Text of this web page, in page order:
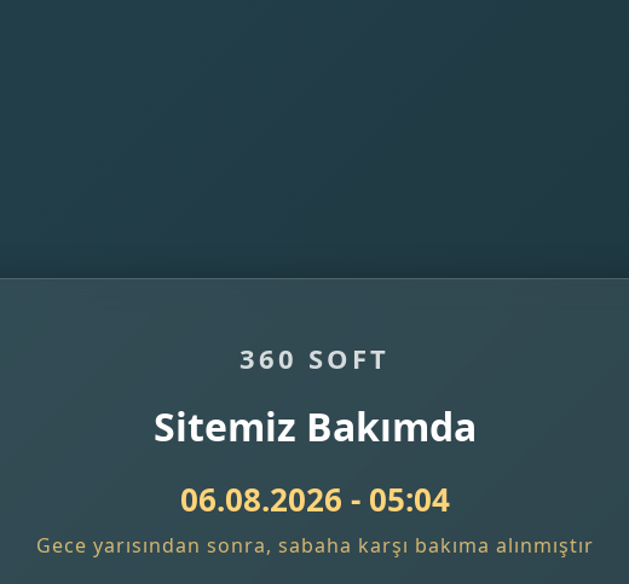
360 SOFT
Sitemiz Bakımda
06.08.2026 - 05:04
Gece yarısından sonra, sabaha karşı bakıma alınmıştır